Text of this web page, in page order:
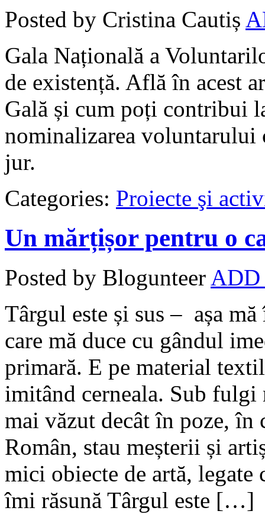
Posted by Cristina Cautiș
Gala Națională a
de existență. Află în acest
Gală și cum poți contribui
nominalizarea voluntarului
jur.
Categories: Proiecte şi
Un mărțișor pentru o
Posted by Blogunteer ADD
Târgul este și sus – așa
care mă duce cu gândul
primară. E pe material
imitând cerneala. Sub fulgi
mai văzut decât în poze,
Român, stau meșterii și
mici obiecte de artă,
îmi răsună Târgul este […]